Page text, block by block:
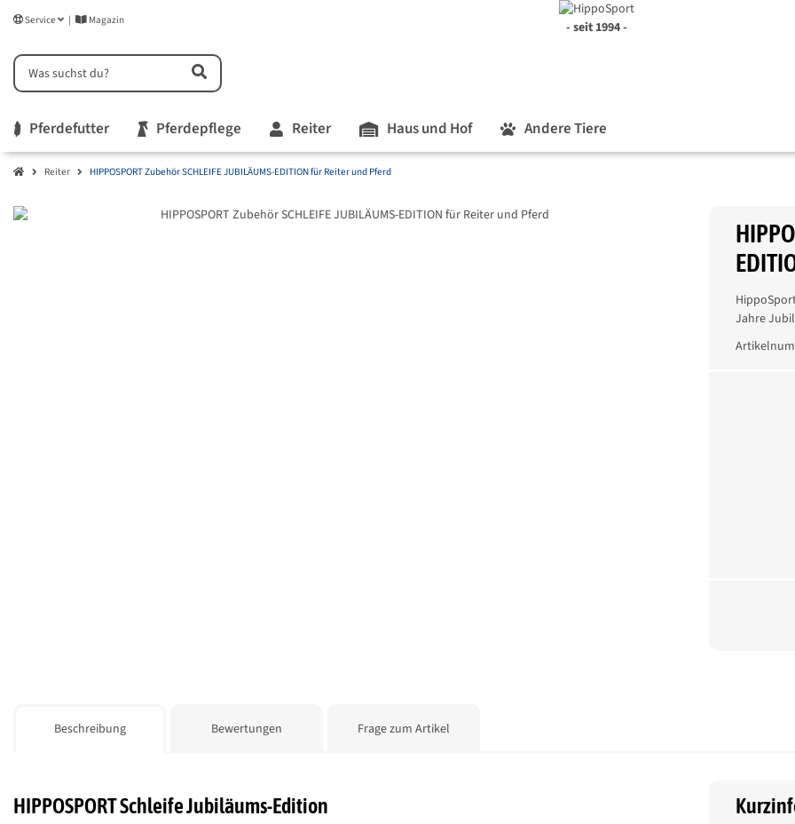
- seit 1994 -
Service Magazin
Pferdefutter Pferdepflege Reiter Haus und Hof Andere Tiere
Reiter HIPPOSPORT Zubehör SCHLEIFE JUBILÄUMS-EDITION für Reiter und Pferd
Jahre
Beschreibung
Bewertungen Frage zum Artikel
HIPPOSPORT Schleife Jubiläums-Edition